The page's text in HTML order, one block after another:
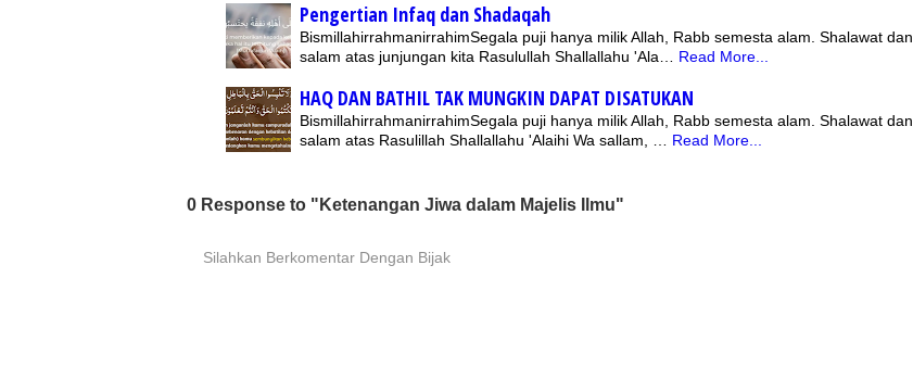
Pengertian Infaq dan Shadaqah
BismillahirrahmanirrahimSegala puji hanya milik Allah, Rabb semesta alam. Shalawat dan
salam atas junjungan kita Rasulullah Shallallahu 'Ala… Read More...
HAQ DAN BATHIL TAK MUNGKIN DAPAT DISATUKAN
BismillahirrahmanirrahimSegala puji hanya milik Allah, Rabb semesta alam. Shalawat dan
salam atas Rasulillah Shallallahu 'Alaihi Wa sallam, … Read More...
0 Response to "Ketenangan Jiwa dalam Majelis Ilmu"
Silahkan Berkomentar Dengan Bijak